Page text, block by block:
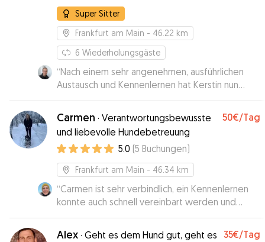
uneingeschränkte Empfehlung!!
Super Sitter
Frankfurt am Main - 46.22 km
6 Wiederholungsgäste
“Nach einem sehr angenehmen, ausführlichen
Austausch und Kennenlernen hat Kerstin nun
unsere Chapa einen Nachmittag lang betreut. Es
hat alles gut geklappt, auch wenn unserer alten
Hündin die neue Situation nicht einfach gefallen
ist. Wir haben uns zu jeder Zeit gut behandelt
gefühlt und möchten auf jeden Fall auch eine
Übernachtung testen.”
Carmen · Verantwortungsbewusste
und liebevolle Hundebetreuung
50€/Tag
5.0 (5 Buchungen)
Frankfurt am Main - 46.34 km
“Carmen ist sehr verbindlich, ein Kennenlernen
konnte auch schnell vereinbart werden und
während der Betreuungszeit gab es auch Bilder
und Infos zum „Stand der Eingewöhnung“. 👍 ”
Alex · Geht es dem Hund gut, geht es 35€/Tag